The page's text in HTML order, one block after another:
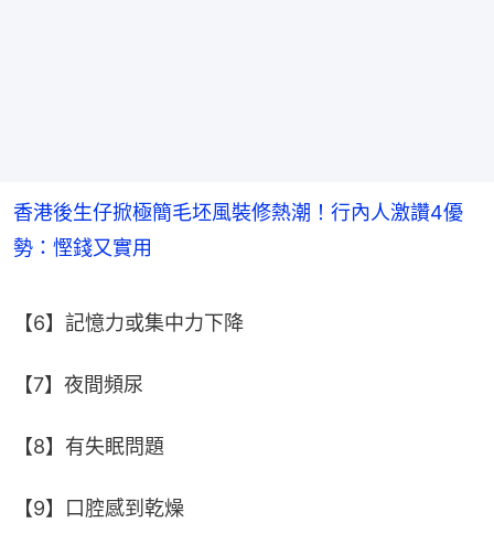
香港後生仔掀極簡毛坯風裝修熱潮！行內人激讚4優
勢：慳錢又實用
【6】記憶力或集中力下降
【7】夜間頻尿
【8】有失眠問題
【9】口腔感到乾燥